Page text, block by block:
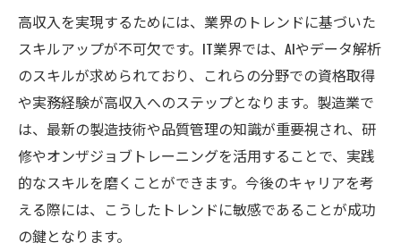
高収入を実現するためには、業界のトレンドに基づいた
スキルアップが不可欠です。IT業界では、AIやデータ解析
のスキルが求められており、これらの分野での資格取得
や実務経験が高収入へのステップとなります。製造業で
は、最新の製造技術や品質管理の知識が重要視され、研
修やオンザジョブトレーニングを活用することで、実践
的なスキルを磨くことができます。今後のキャリアを考
える際には、こうしたトレンドに敏感であることが成功
の鍵となります。